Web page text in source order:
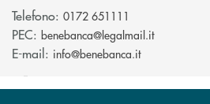
Telefono: 0172 651111
PEC: benebanca@legalmail.it(si apre
E-mail: info@benebanca.it(si apre